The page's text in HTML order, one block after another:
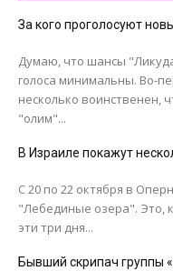
За кого проголосуют
Думаю, что шансы
голоса минимальны. Во-
несколько воинственен,
"олим"...
В Израиле покажут
С 20 по 22 октября в
"Лебединые озера". Это,
эти три дня...
Бывший скрипач группы